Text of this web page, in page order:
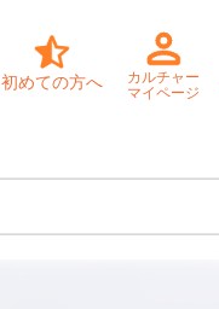
初めての方へ
カルチャー
マイページ